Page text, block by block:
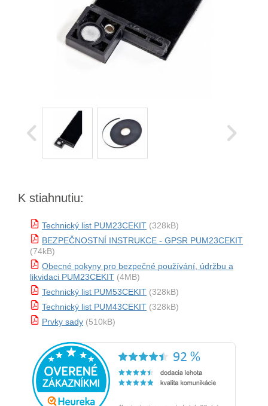
K stiahnutiu:
Technický list PUM23CEKIT (328kB)
BEZPEČNOSTNÍ INSTRUKCE - GPSR PUM23CEKIT
(74kB)
Obecné pokyny pro bezpečné používání, údržbu a
likvidaci PUM23CEKIT (4MB)
Technický list PUM53CEKIT (328kB)
Technický list PUM43CEKIT (328kB)
Prvky sady (510kB)